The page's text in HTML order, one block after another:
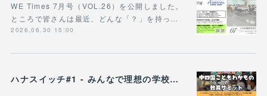
WE Times 7月号（VOL.26）を公開しました。
ところで皆さんは最近、どんな「？」を持っ…
2026.06.30 15:00
ハナスイッチ#1 - みんなで理想の学校や学びの未来を考える新企画、スタート！